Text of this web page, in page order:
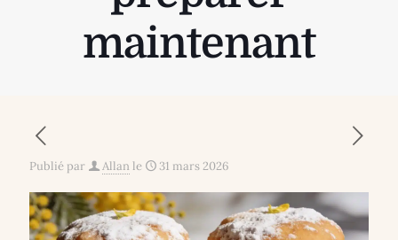
maintenant
Publié par Allan le 31 mars 2026